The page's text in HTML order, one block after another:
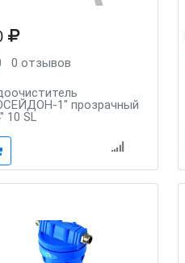
0 отзывов
1" прозрачный
10 SL